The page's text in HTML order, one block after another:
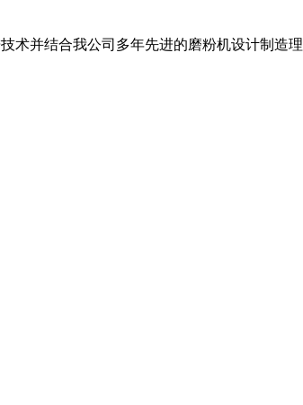
并结合我公司多年先进的磨粉机设计制造